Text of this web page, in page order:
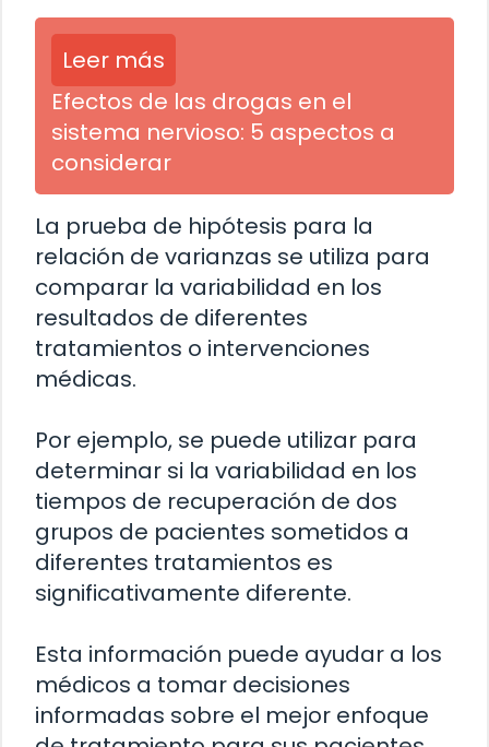
Leer más
Efectos de las drogas en el
sistema nervioso: 5 aspectos a
considerar
La prueba de hipótesis para la
relación de varianzas se utiliza para
comparar la variabilidad en los
resultados de diferentes
tratamientos o intervenciones
médicas.
Por ejemplo, se puede utilizar para
determinar si la variabilidad en los
tiempos de recuperación de dos
grupos de pacientes sometidos a
diferentes tratamientos es
significativamente diferente.
Esta información puede ayudar a los
médicos a tomar decisiones
informadas sobre el mejor enfoque